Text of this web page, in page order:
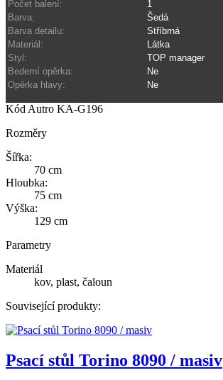
Počet balení:
1
Barva:
Šedá
Barva detailu:
Stříbrná
Materiál:
Látka
Styl:
TOP manager
Bederní opěrka:
Ne
Opěrka hlavy:
Ne
Kód Autro KA-G196
Rozměry
Šířka:
70 cm
Hloubka:
75 cm
Výška:
129 cm
Parametry
Materiál
kov, plast, čaloun
Související produkty:
Psací stůl Torino 8090 / masiv